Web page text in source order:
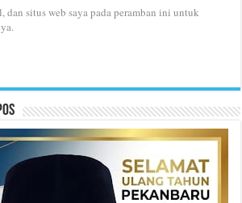
dan situs web saya pada peramban ini untuk